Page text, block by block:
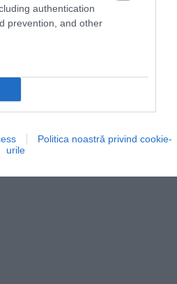
authentication
prevention, and other
Politica noastră privind cookie-
urile
războiul insidios al
mai populare destinații
luptă de ani de zile…